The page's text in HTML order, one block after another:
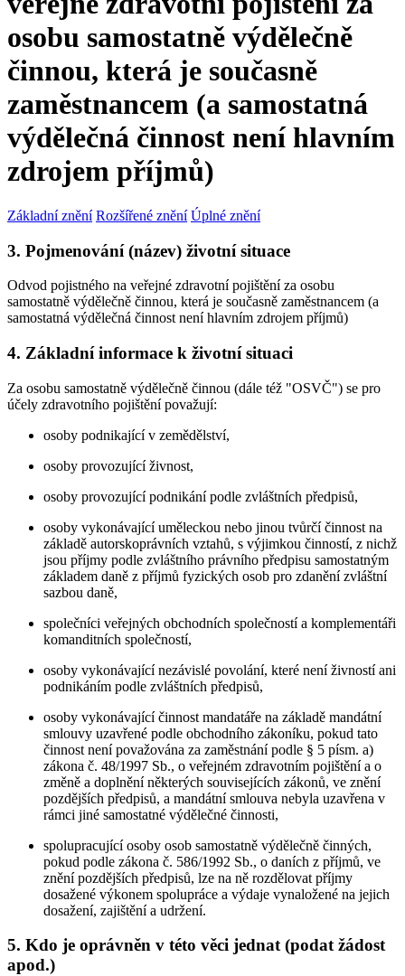
osobu samostatně výdělečně
činnou, která je současně
zaměstnancem (a samostatná
výdělečná činnost není hlavním
zdrojem příjmů)
Základní znění Rozšířené znění Úplné znění
3. Pojmenování (název) životní situace
Odvod pojistného na veřejné zdravotní pojištění za osobu
samostatně výdělečně činnou, která je současně zaměstnancem (a
samostatná výdělečná činnost není hlavním zdrojem příjmů)
4. Základní informace k životní situaci
Za osobu samostatně výdělečně činnou (dále též "OSVČ") se pro
účely zdravotního pojištění považují:
osoby podnikající v zemědělství,
osoby provozující živnost,
osoby provozující podnikání podle zvláštních předpisů,
osoby vykonávající uměleckou nebo jinou tvůrčí činnost na
základě autorskoprávních vztahů, s výjimkou činností, z nichž
jsou příjmy podle zvláštního právního předpisu samostatným
základem daně z příjmů fyzických osob pro zdanění zvláštní
sazbou daně,
společníci veřejných obchodních společností a komplementáři
komanditních společností,
osoby vykonávající nezávislé povolání, které není živností ani
podnikáním podle zvláštních předpisů,
osoby vykonávající činnost mandatáře na základě mandátní
smlouvy uzavřené podle obchodního zákoníku, pokud tato
činnost není považována za zaměstnání podle § 5 písm. a)
zákona č. 48/1997 Sb., o veřejném zdravotním pojištění a o
změně a doplnění některých souvisejících zákonů, ve znění
pozdějších předpisů, a mandátní smlouva nebyla uzavřena v
rámci jiné samostatné výdělečné činnosti,
spolupracující osoby osob samostatně výdělečně činných,
pokud podle zákona č. 586/1992 Sb., o daních z příjmů, ve
znění pozdějších předpisů, lze na ně rozdělovat příjmy
dosažené výkonem spolupráce a výdaje vynaložené na jejich
dosažení, zajištění a udržení.
5. Kdo je oprávněn v této věci jednat (podat žádost
apod.)